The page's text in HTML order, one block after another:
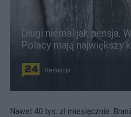
Długi niemal jak pensja.
Polacy mają największy
Redakcja
Nawet 40 tys. zł miesięcznie.